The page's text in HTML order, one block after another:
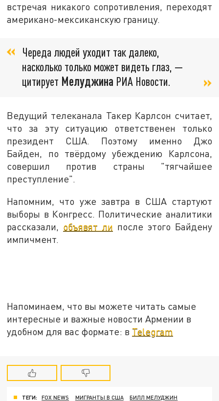
встречая никакого сопротивления, переходят
американо-мексиканскую границу.
Череда людей уходит так далеко,
насколько только может видеть глаз, —
цитирует Мелуджина РИА Новости.
Ведущий телеканала Такер Карлсон считает,
что за эту ситуацию ответственен только
президент США. Поэтому именно Джо
Байден, по твёрдому убеждению Карлсона,
совершил против страны "тягчайшее
преступление".
Напомним, что уже завтра в США стартуют
выборы в Конгресс. Политические аналитики
рассказали, объявят ли после этого Байдену
импичмент.
Напоминаем, что вы можете читать самые
интересные и важные новости Армении в
удобном для вас формате: в Telegram
ТЕГИ: FOX NEWS МИГРАНТЫ В США
БИЛЛ МЕЛУДЖИН